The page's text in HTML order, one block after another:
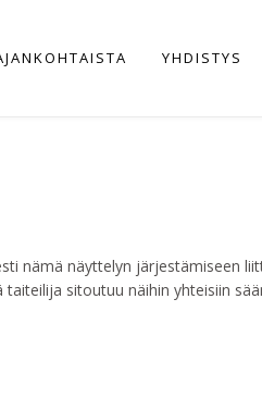
YHDISTYS
nämä näyttelyn järjestämiseen
sitoutuu näihin yhteisiin